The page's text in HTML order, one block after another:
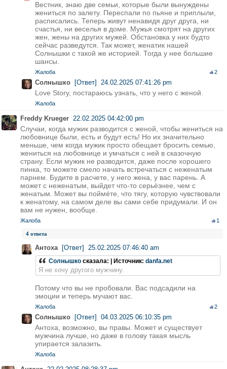
Вестник, знаю две семьи, которые были вынуждены
жениться по залету. Переспали по пьяне и приплыли,
расписались. Теперь живут ненавидя друг друга, ни
счастья, ни веселья в доме. Мужья смотрят на других
жен, жены на других мужей. Обстановка у них будто
сейчас разведутся. Так может, женатик нашей
Солнышки с такой же историей. Тогда у нее большие
шансы.
Жалоба 2
Солнышко [Ответ] 24.02.2025 07:41:26 pm
Love Story, постараюсь узнать, что у него с женой.
Жалоба
Freddy Krueger 22.02.2025 04:42:00 pm
Случаи, когда мужик разводится с женой, чтобы жениться на
любовнице были, есть и будут есть! Но их значительно
меньше, чем когда мужик просто обещает бросить семью,
жениться на любовнице и умчаться с ней в сказочную
страну. Если мужик не разводится, даже после хорошего
пинка, то можете смело начать встречаться с неженатым
парнем. Будите в расчете, у него жена, у вас парень. А
может с неженатым, выйдет что-то серьёзнее, чем с
женатым. Может вы поймёте, что тягу, которую чувствовали
к женатому, на самом деле вы сами себе придумали. И он
вам не нужен, вообще.
Жалоба 1
4 ответа
Антоха [Ответ] 25.02.2025 07:46:40 am
Солнышко сказала: | Источник: danfa.net
Я не хочу другого мужчину.
Потому что вы не пробовали. Вас подсадили на
эмоции и теперь мучают вас.
Жалоба 2
Солнышко [Ответ] 04.03.2025 06:10:35 pm
Антоха, возможно, вы правы. Может и существует
мужчина лучше, но даже в голову такая мысль
упирается залазить.
Жалоба